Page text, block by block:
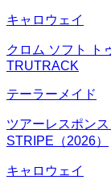
キャロウェイ
クロム ソフト ト
TRUTRACK
テーラーメイド
ツアーレスポン
STRIPE（2026）
キャロウェイ